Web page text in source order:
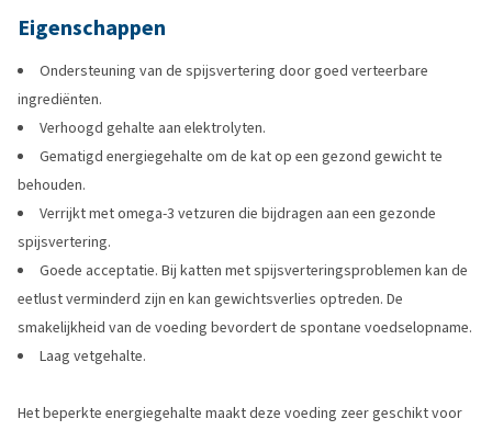
Eigenschappen
Ondersteuning van de spijsvertering door goed verteerbare
ingrediënten.
Verhoogd gehalte aan elektrolyten.
Gematigd energiegehalte om de kat op een gezond gewicht te
behouden.
Verrijkt met omega-3 vetzuren die bijdragen aan een gezonde
spijsvertering.
Goede acceptatie. Bij katten met spijsverteringsproblemen kan de
eetlust verminderd zijn en kan gewichtsverlies optreden. De
smakelijkheid van de voeding bevordert de spontane voedselopname.
Laag vetgehalte.
Het beperkte energiegehalte maakt deze voeding zeer geschikt voor